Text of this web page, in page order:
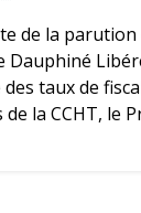
de la parution
Dauphiné
des taux de
de la CCHT, le